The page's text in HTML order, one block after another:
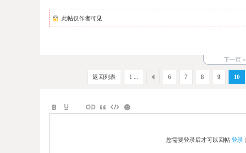
此帖仅作者可见
下一页 »
1 ... 6 7 8 9 10
返回列表
您需要登录后才可以回帖 登录 |